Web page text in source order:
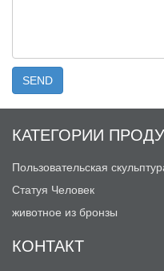
КАТЕГОРИИ
Пользовательская
Статуя Человек
животное из бронзы
КОНТАКТ